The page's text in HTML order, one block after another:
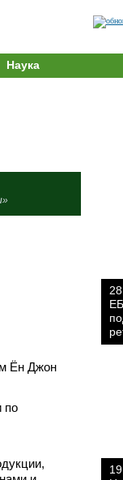
Наука
Ён Джон
по